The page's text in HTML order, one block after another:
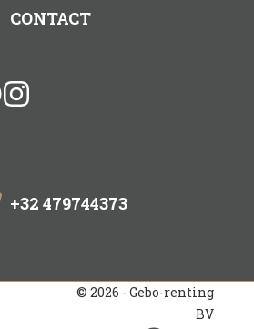
CONTACT
facebook
+32 479744373
© 2026 - Gebo-renting
BV